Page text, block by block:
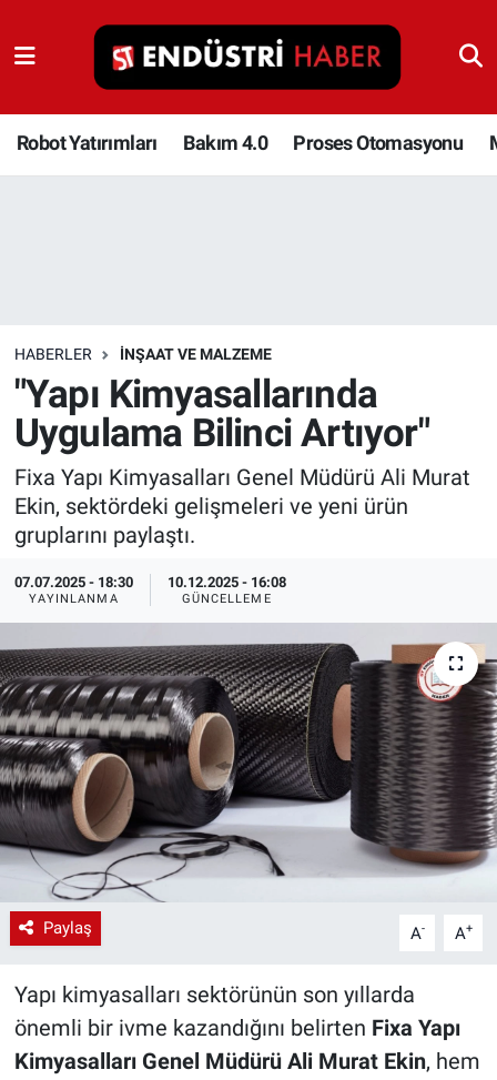
Robot Yatırımları Bakım 4.0 Proses Otomasyonu
HABERLER İNŞAAT VE MALZEME
"Yapı Kimyasallarında
Uygulama Bilinci Artıyor"
Fixa Yapı Kimyasalları Genel Müdürü Ali Murat
Ekin, sektördeki gelişmeleri ve yeni ürün
gruplarını paylaştı.
07.07.2025 - 18:30
YAYINLANMA
10.12.2025 - 16:08
GÜNCELLEME
Paylaş A- A+
Yapı kimyasalları sektörünün son yıllarda
önemli bir ivme kazandığını belirten Fixa Yapı
Kimyasalları Genel Müdürü Ali Murat Ekin, hem
Robot Yatırımları
Bakım 4.0
Depolama Çözümleri
İnşaat ve Malzeme
HaberOrtak
EndüstriST
Enerjisini Üreten Fabrikalar
Endüstri 4.0 Uygulamaları
Ağır Sanayi Çözümleri